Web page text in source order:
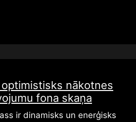
nākotnes
fona skaņa
ir dinamisks un enerģisks